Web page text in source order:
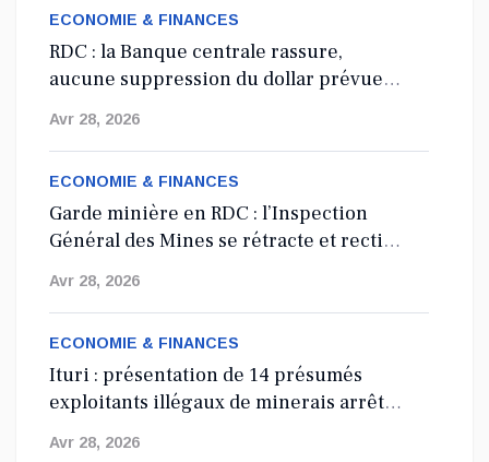
ECONOMIE & FINANCES
RDC : la Banque centrale rassure,
aucune suppression du dollar prévue
Avr 28, 2026
ECONOMIE & FINANCES
Garde minière en RDC : l’Inspection
Général des Mines se rétracte et rectifie
Avr 28, 2026
ECONOMIE & FINANCES
Ituri : présentation de 14 présumés
exploitants illégaux de minerais arrêtés
Avr 28, 2026